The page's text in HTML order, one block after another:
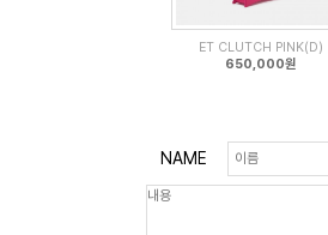
ET CLUTCH PINK(D)
650,000원
NAME